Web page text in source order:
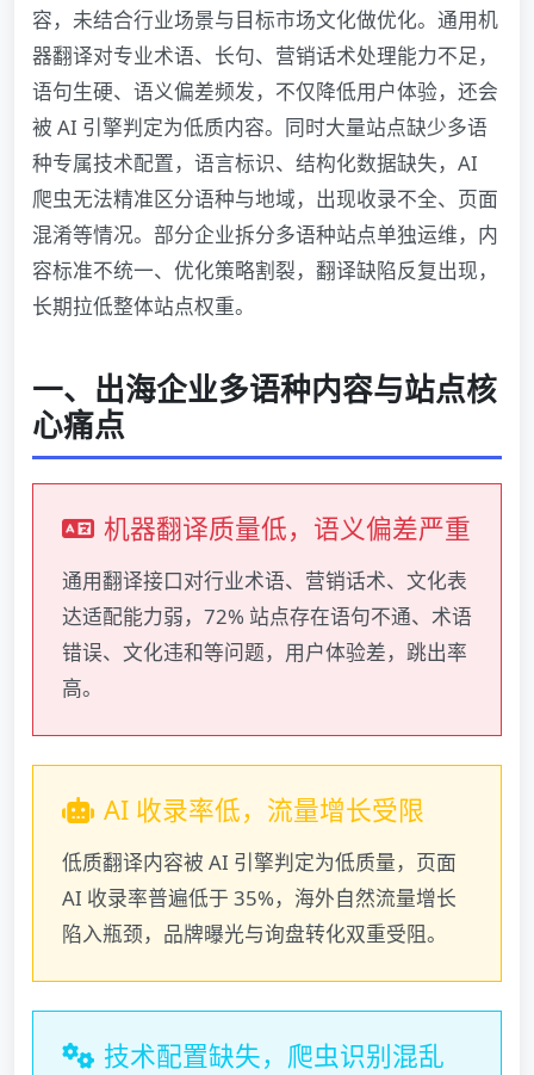
容，未结合行业场景与目标市场文化做优化。通用机
器翻译对专业术语、长句、营销话术处理能力不足，
语句生硬、语义偏差频发，不仅降低用户体验，还会
被 AI 引擎判定为低质内容。同时大量站点缺少多语
种专属技术配置，语言标识、结构化数据缺失，AI
爬虫无法精准区分语种与地域，出现收录不全、页面
混淆等情况。部分企业拆分多语种站点单独运维，内
容标准不统一、优化策略割裂，翻译缺陷反复出现，
长期拉低整体站点权重。
一、出海企业多语种内容与站点核
心痛点
机器翻译质量低，语义偏差严重
通用翻译接口对行业术语、营销话术、文化表
达适配能力弱，72% 站点存在语句不通、术语
错误、文化违和等问题，用户体验差，跳出率
高。
AI 收录率低，流量增长受限
低质翻译内容被 AI 引擎判定为低质量，页面
AI 收录率普遍低于 35%，海外自然流量增长
陷入瓶颈，品牌曝光与询盘转化双重受阻。
技术配置缺失，爬虫识别混乱